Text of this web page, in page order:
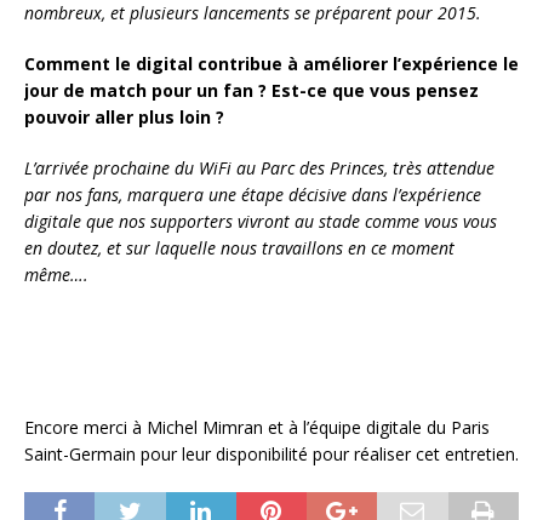
nombreux, et plusieurs lancements se préparent pour 2015.
Comment le digital contribue à améliorer l’expérience le
jour de match pour un fan ? Est-ce que vous pensez
pouvoir aller plus loin ?
L’arrivée prochaine du WiFi au Parc des Princes, très attendue
par nos fans, marquera une étape décisive dans l’expérience
digitale que nos supporters vivront au stade comme vous vous
en doutez, et sur laquelle nous travaillons en ce moment
même….
Encore merci à Michel Mimran et à l’équipe digitale du Paris
Saint-Germain pour leur disponibilité pour réaliser cet entretien.